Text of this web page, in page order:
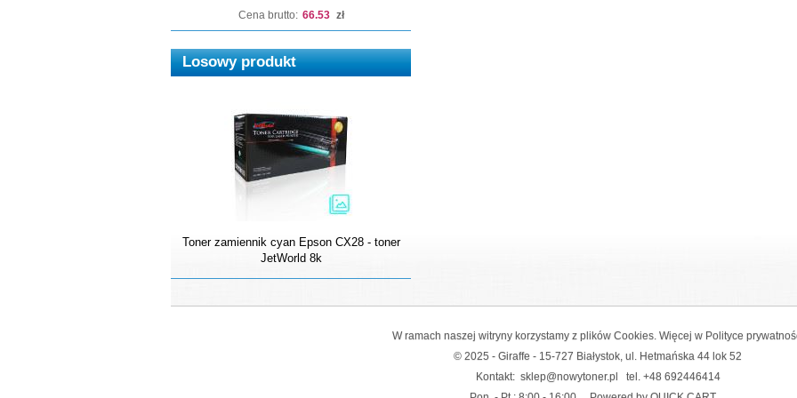
Cena brutto: 66.53 zł
Losowy produkt
Toner zamiennik cyan Epson CX28 - toner
JetWorld 8k
W ramach naszej witryny korzystamy z plików Cookies. Więcej w Polityce
© 2025 - Giraffe - 15-727 Białystok, ul. Hetmańska 44 lok 52
Kontakt: sklep@nowytoner.pl tel. +48 692446414